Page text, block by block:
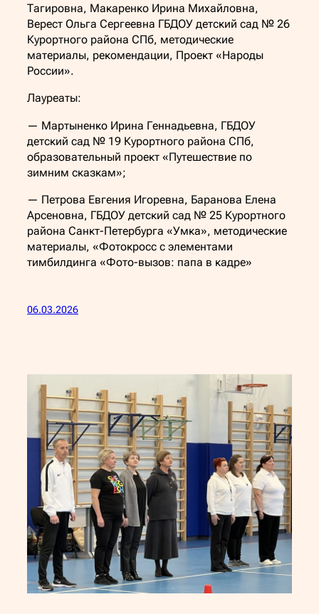
Тагировна, Макаренко Ирина Михайловна,
Верест Ольга Сергеевна ГБДОУ детский сад № 26
Курортного района СПб, методические
материалы, рекомендации, Проект «Народы
России».
Лауреаты:
— Мартыненко Ирина Геннадьевна, ГБДОУ
детский сад № 19 Курортного района СПб,
образовательный проект «Путешествие по
зимним сказкам»;
— Петрова Евгения Игоревна, Баранова Елена
Арсеновна, ГБДОУ детский сад № 25 Курортного
района Санкт-Петербурга «Умка», методические
материалы, «Фотокросс с элементами
тимбилдинга «Фото-вызов: папа в кадре»
06.03.2026